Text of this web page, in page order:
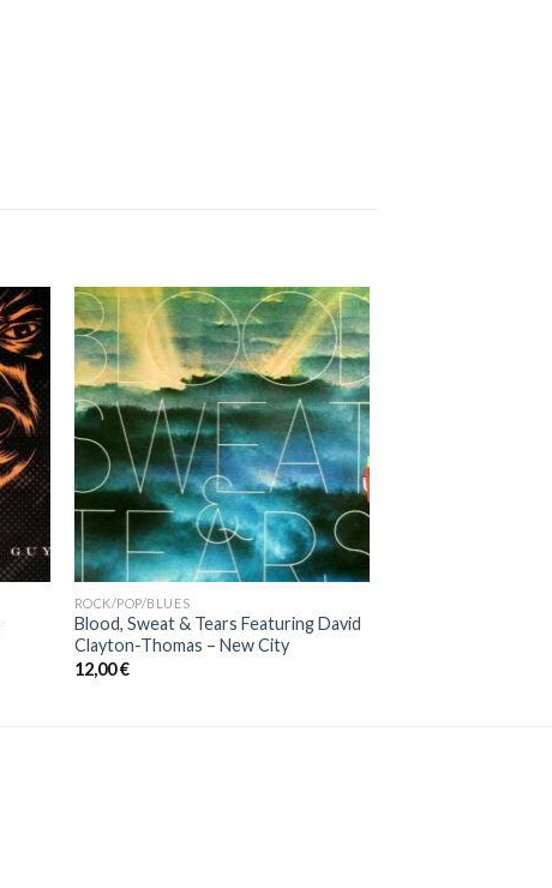
ROCK/POP/BLUES
Blood, Sweat & Tears Featuring David
Clayton-Thomas ‎– New City
12,00€